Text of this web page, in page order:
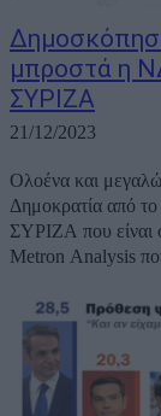
μπροστά η
ΣΥΡΙΖΑ
21/12/2023
Ολοένα και
Δημοκρατία από
ΣΥΡΙΖΑ που είναι
Metron Analysis